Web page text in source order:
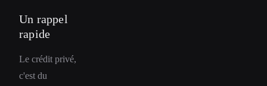
Un rappel
rapide
Le crédit privé,
c'est du